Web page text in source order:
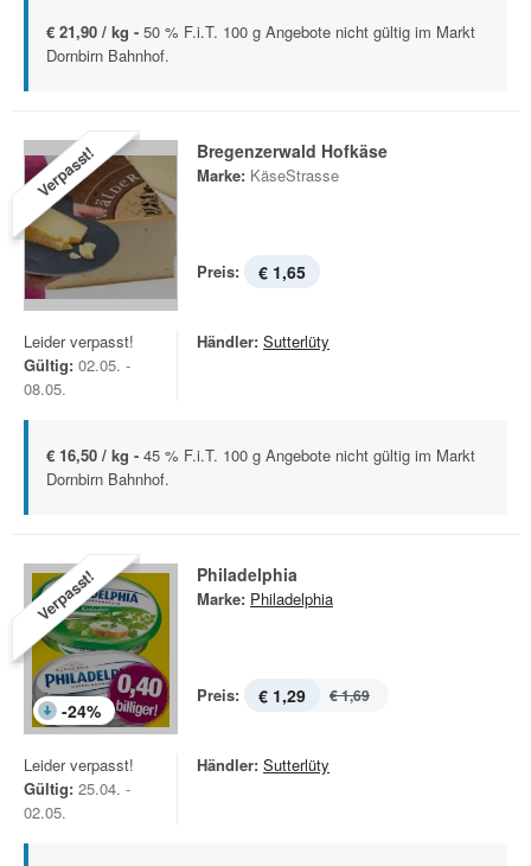
€ 21,90 / kg - 50 % F.i.T. 100 g Angebote nicht gültig im Markt
Dornbirn Bahnhof.
Verpasst! Bregenzerwald Hofkäse
Marke: KäseStrasse
Preis: € 1,65
Leider verpasst!
Gültig: 02.05. -
08.05.
Händler: Sutterlüty
€ 16,50 / kg - 45 % F.i.T. 100 g Angebote nicht gültig im Markt
Dornbirn Bahnhof.
Verpasst!
-24%
Philadelphia
Marke: Philadelphia
Preis: € 1,29 € 1,69
Leider verpasst!
Gültig: 25.04. -
02.05.
Händler: Sutterlüty